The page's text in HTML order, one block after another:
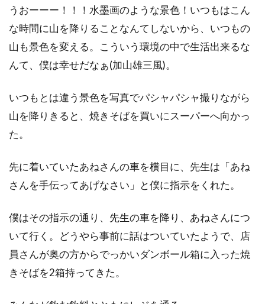
うおーーー！！！水墨画のような景色！いつもはこん
な時間に山を降りることなんてしないから、いつもの
山も景色を変える。こういう環境の中で生活出来るな
んて、僕は幸せだなぁ(加山雄三風)。
いつもとは違う景色を写真でパシャパシャ撮りながら
山を降りきると、焼きそばを買いにスーパーへ向かっ
た。
先に着いていたあねさんの車を横目に、先生は「あね
さんを手伝ってあげなさい」と僕に指示をくれた。
僕はその指示の通り、先生の車を降り、あねさんにつ
いて行く。どうやら事前に話はついていたようで、店
員さんが奥の方からでっかいダンボール箱に入った焼
きそばを2箱持ってきた。